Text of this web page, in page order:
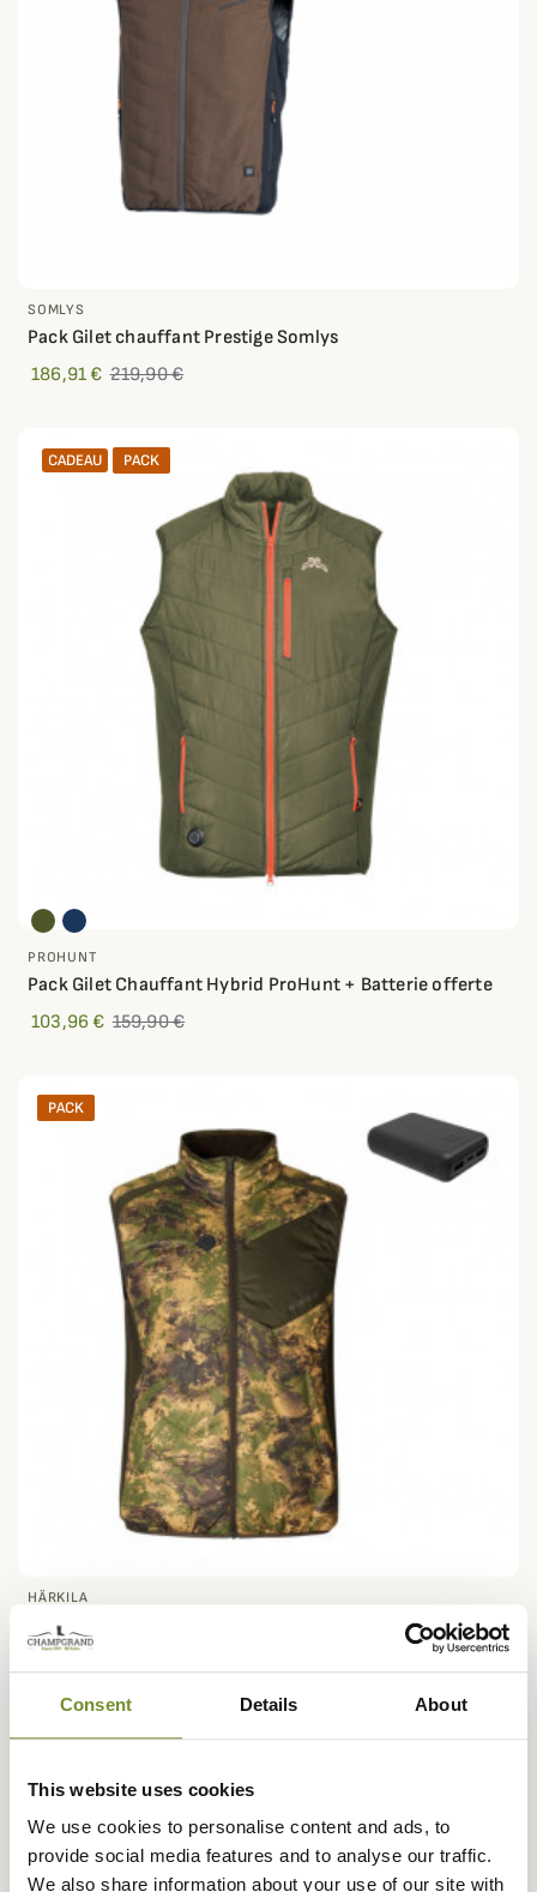
Consent Details About
This website uses cookies
We use cookies to personalise content and ads, to
provide social media features and to analyse our traffic.
We also share information about your use of our site with
SOMLYS
Pack Gilet chauffant Prestige Somlys
186,91 € 219,90 €
CADEAU PACK
PROHUNT
Pack Gilet Chauffant Hybrid ProHunt + Batterie offerte
103,96 € 159,90 €
PACK
HÄRKILA
Pack Gilet Chauffant HEAT Camo AXIS Härkila